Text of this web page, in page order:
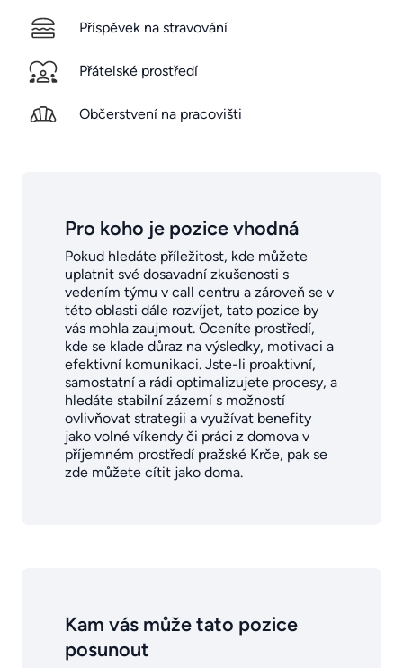
Příspěvek na stravování
Přátelské prostředí
Občerstvení na pracovišti
Pro koho je pozice vhodná
Pokud hledáte příležitost, kde můžete
uplatnit své dosavadní zkušenosti s
vedením týmu v call centru a zároveň se v
této oblasti dále rozvíjet, tato pozice by
vás mohla zaujmout. Oceníte prostředí,
kde se klade důraz na výsledky, motivaci a
efektivní komunikaci. Jste-li proaktivní,
samostatní a rádi optimalizujete procesy, a
hledáte stabilní zázemí s možností
ovlivňovat strategii a využívat benefity
jako volné víkendy či práci z domova v
příjemném prostředí pražské Krče, pak se
zde můžete cítit jako doma.
Kam vás může tato pozice
posunout